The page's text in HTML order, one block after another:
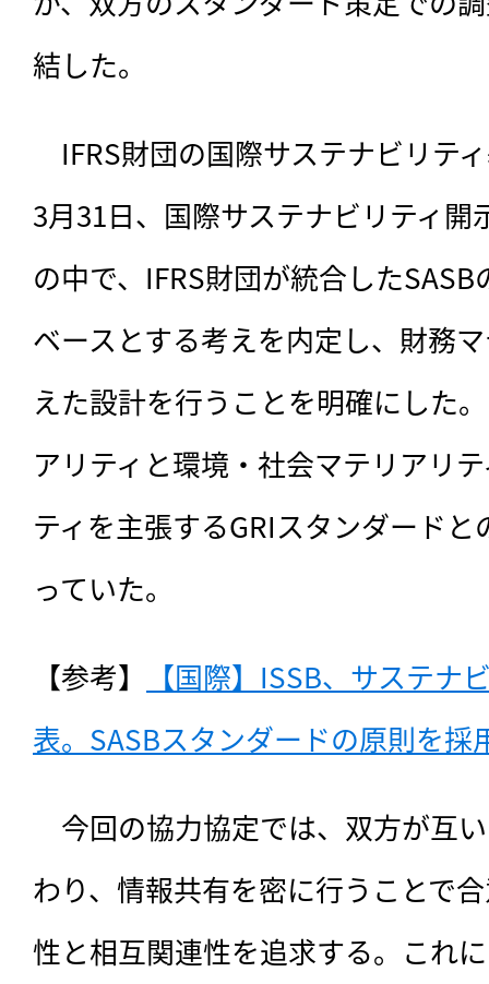
結した。
IFRS財団の国際サステナビリテ
3月31日、 国際サステナビリティ
の中で、IFRS財団が統合した
ベースとする考えを内定し、財務
えた設計を行うことを明確にした
アリティと環境・社会マテリアリ
ティを主張するGRIスタンダード
っていた。
【参考】
【国際】ISSB、サステナ
表。SASBスタンダードの原則を採
今回の協力協定では、双方が互
わり、情報共有を密に行うことで
性と相互関連性を追求する。これ